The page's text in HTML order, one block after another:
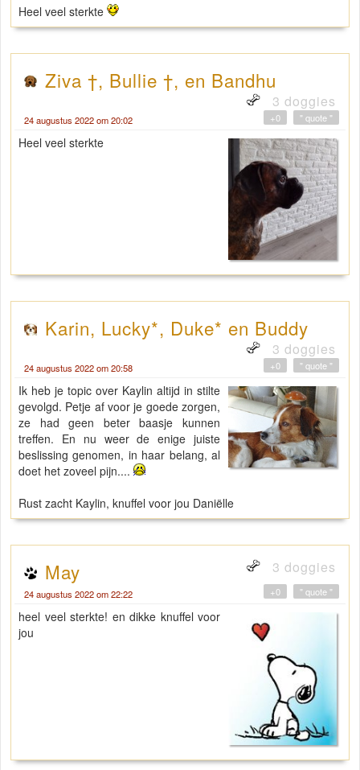
Heel veel sterkte
Ziva †, Bullie †, en Bandhu
3 doggies
24 augustus 2022 om 20:02 " quote "
+0
Heel veel sterkte
Karin, Lucky*, Duke* en Buddy
3 doggies
24 augustus 2022 om 20:58 " quote "
+0
Ik heb je topic over Kaylin altijd in stilte
gevolgd. Petje af voor je goede zorgen,
ze had geen beter baasje kunnen
treffen. En nu weer de enige juiste
beslissing genomen, in haar belang, al
doet het zoveel pijn....
Rust zacht Kaylin, knuffel voor jou Daniëlle
May 3 doggies
24 augustus 2022 om 22:22 " quote "
+0
heel veel sterkte! en dikke knuffel voor
jou